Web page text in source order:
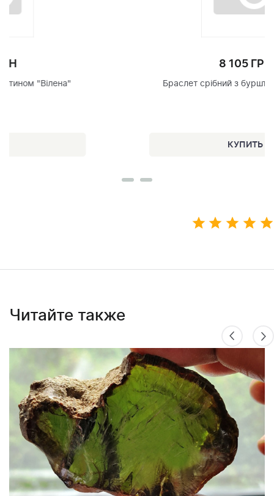
Браслет срібний з бурштином "Паолла"
Читайте также